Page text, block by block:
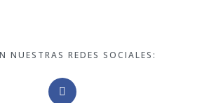
NUESTRAS REDES SOCIALES: